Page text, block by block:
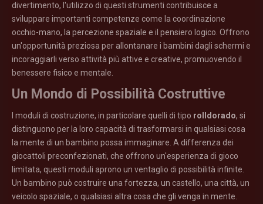
divertimento, l'utilizzo di questi strumenti contribuisce a
sviluppare importanti competenze come la coordinazione
occhio-mano, la percezione spaziale e il pensiero logico. Offrono
un'opportunità preziosa per allontanare i bambini dagli schermi e
incoraggiarli verso attività più attive e creative, promuovendo il
benessere fisico e mentale.
Un Mondo di Possibilità Costruttive
I moduli di costruzione, in particolare quelli di tipo rolldorado, si
distinguono per la loro capacità di trasformarsi in qualsiasi cosa
la mente di un bambino possa immaginare. A differenza dei
giocattoli preconfezionati, che offrono un'esperienza di gioco
limitata, questi moduli aprono un ventaglio di possibilità infinite.
Un bambino può costruire una fortezza, un castello, una città, un
veicolo spaziale, o qualsiasi altra cosa che gli venga in mente.